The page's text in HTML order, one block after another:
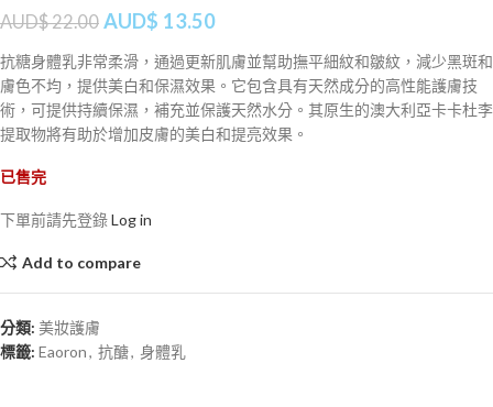
AUD$22.00 AUD$ 13.50
抗糖身體乳非常柔滑，通過更新肌膚並幫助撫平細紋和皺紋，減少黑斑和
膚色不均，提供美白和保濕效果。它包含具有天然成分的高性能護膚技
術，可提供持續保濕，補充並保護天然水分。其原生的澳大利亞卡卡杜李
提取物將有助於增加皮膚的美白和提亮效果。
已售完
下單前請先登錄Log in
Add to compare
分類: 美妝護膚
標籤: Eaoron, 抗醣, 身體乳